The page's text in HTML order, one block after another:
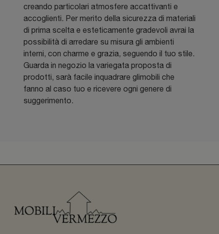
creando particolari atmosfere accattivanti e
accoglienti. Per merito della sicurezza di materiali
di prima scelta e esteticamente gradevoli avrai la
possibilità di arredare su misura gli ambienti
interni, con charme e grazia, seguendo il tuo stile.
Guarda in negozio la variegata proposta di
prodotti, sarà facile inquadrare glimobili che
fanno al caso tuo e ricevere ogni genere di
suggerimento.